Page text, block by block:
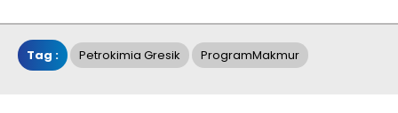
Tag : Petrokimia Gresik ProgramMakmur